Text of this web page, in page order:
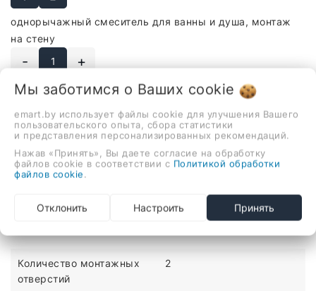
однорычажный смеситель для ванны и душа, монтаж
на стену
- +
В корзину
Описание Отзывы
на стену
ХАРАКТЕРИСТИКИ
Количество монтажных
отверстий
2
Мы заботимся о Ваших cookie
emart.by использует файлы cookie для улучшения Вашего
пользовательского опыта, сбора статистики
и представления персонализированных рекомендаций.
Нажав «Принять», Вы даете согласие на обработку
файлов cookie в соответствии с Политикой обработки
файлов cookie
Отклонить Настроить Принять